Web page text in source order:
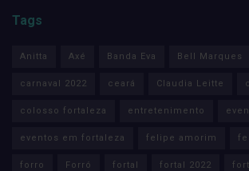
Tags
Anitta Axé Banda Eva Bell Marques
carnaval 2022 ceará Claudia Leitte
colosso fortaleza entretenimento
eventos em fortaleza felipe amorim
forro Forró fortal fortal 2022